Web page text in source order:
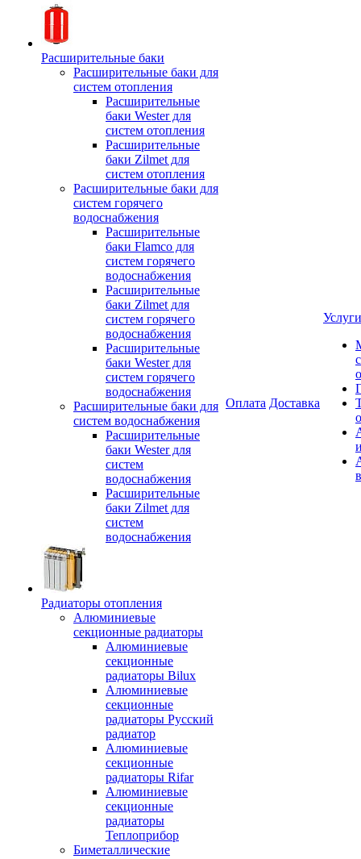
Расширительные баки
Расширительные баки для
систем отопления
Расширительные
баки Wester для
систем отопления
Расширительные
баки Zilmet для
систем отопления
Расширительные баки для
систем горячего
водоснабжения
Расширительные
баки Flamco для
систем горячего
водоснабжения
Расширительные
баки Zilmet для
систем горячего
водоснабжения
Расширительные
баки Wester для
систем горячего
водоснабжения
Расширительные баки для
систем водоснабжения
Расширительные
баки Wester для
систем
водоснабжения
Расширительные
баки Zilmet для
систем
водоснабжения
Радиаторы отопления
Алюминиевые
секционные радиаторы
Алюминиевые
секционные
радиаторы Bilux
Алюминиевые
секционные
радиаторы Русский
радиатор
Алюминиевые
секционные
радиаторы Rifar
Алюминиевые
секционные
радиаторы
Теплоприбор
Биметаллические
Оплата Доставка
Услуги